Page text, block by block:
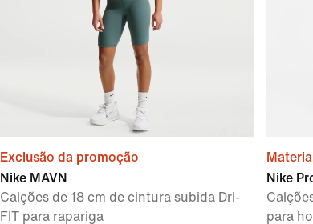
Exclusão da promoção
Nike MAVN
Calções de 18 cm de cintura subida Dri-
FIT para rapariga
Nike
para